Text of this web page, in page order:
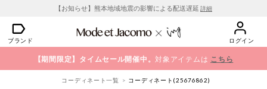
【お知らせ】熊本地域地震の影響による配送遅延 詳細
ブランド ログイン
【期間限定】タイムセール開催中。対象アイテムは こちら
コーディネート一覧 コーディネート(25676862)